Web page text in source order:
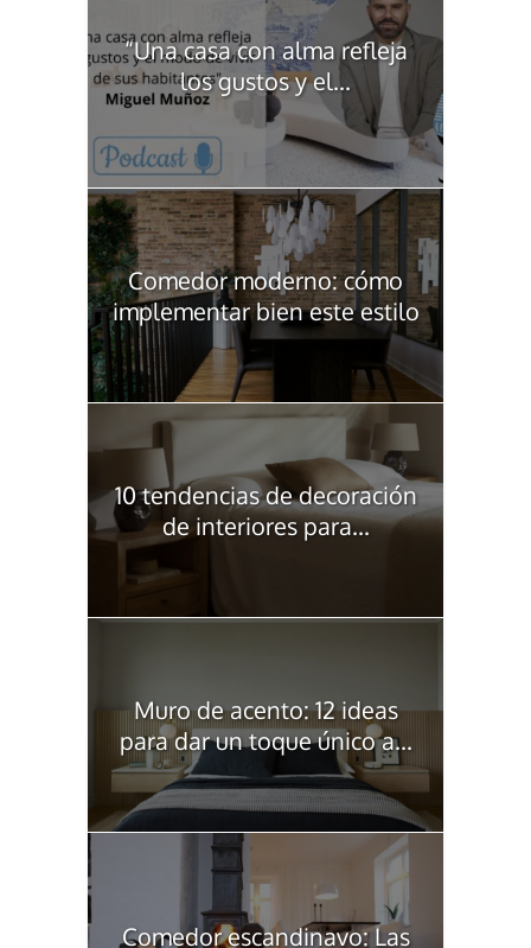
“Una casa con alma refleja
los gustos y el...
Comedor moderno: cómo
implementar bien este estilo
10 tendencias de decoración
de interiores para...
Muro de acento: 12 ideas
para dar un toque único a...
Comedor escandinavo: Las